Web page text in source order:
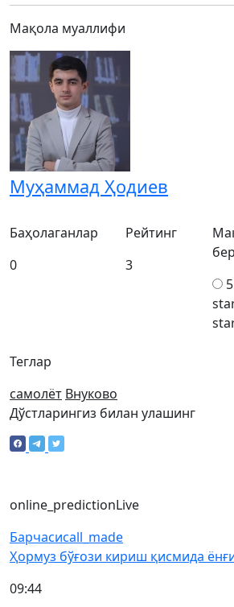
Мақола муаллифи
Муҳаммад Ҳодиев
Теглар
самолёт Внуково
Баҳолаганлар
0
Рейтинг
3
Дўстларингиз билан улашинг
online_predictionLive
Барчасиcall_made
Ҳормуз бўғози кириш қисмида
09:44